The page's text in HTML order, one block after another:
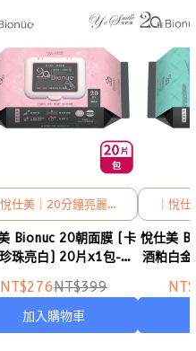
悅仕美｜20分鐘亮麗你
一天，保養粉嫩肌膚
(卡
珠亮白) 20片x1包-單
NT$276NT$399
加入購物車
｜悅
的每
悅仕美 Bionuc 20朝面膜 (清
酒粕白